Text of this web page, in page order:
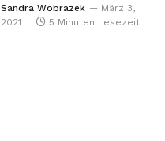
Sandra Wobrazek
März 3,
2021
5 Minuten Lesezeit